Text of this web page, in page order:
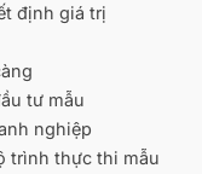
định giá trị
tư mẫu
nghiệp
trình thực thi mẫu